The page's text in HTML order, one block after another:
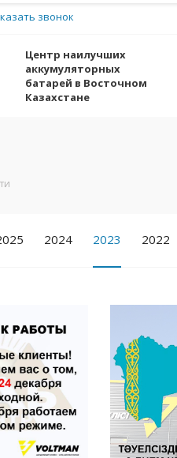
звонок
Центр наилучших
аккумуляторных
батарей в Восточном
Казахстане
2024 2023 2022